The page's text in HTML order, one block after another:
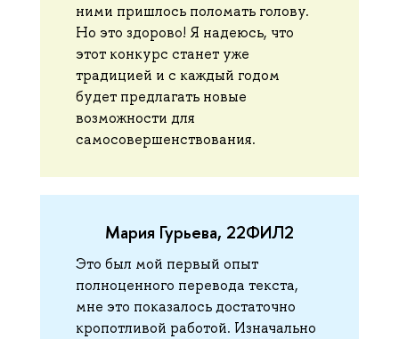
ними пришлось поломать голову.
Но это здорово! Я надеюсь, что
этот конкурс станет уже
традицией и с каждый годом
будет предлагать новые
возможности для
самосовершенствования.
Мария Гурьева, 22ФИЛ2
Это был мой первый опыт
полноценного перевода текста,
мне это показалось достаточно
кропотливой работой. Изначально